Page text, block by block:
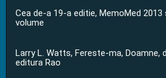
Cea de-a 19-a editie, MemoMed
volume
Larry L. Watts, Fereste-ma, Doamne,
editura Rao